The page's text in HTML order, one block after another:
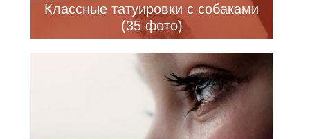
Классные татуировки с собаками
(35 фото)